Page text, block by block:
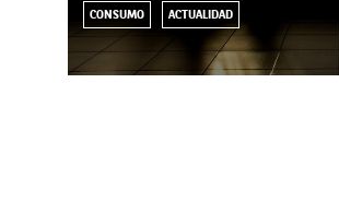
CONSUMO ACTUALIDAD